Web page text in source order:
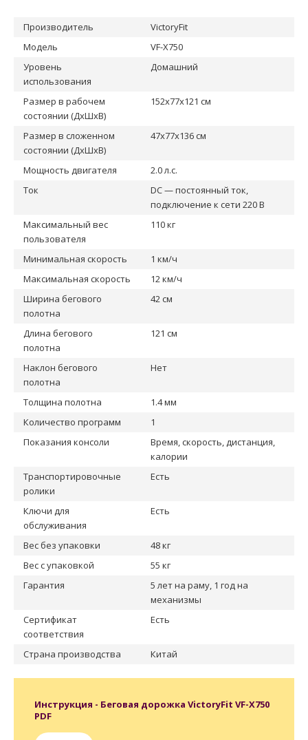
Производитель
VictoryFit
Модель
VF-X750
Уровень
использования
Домашний
Размер в рабочем
состоянии (ДxШxВ)
152x77x121 см
Размер в сложенном
состоянии (ДxШxВ)
47x77x136 см
Мощность двигателя
2.0 л.с.
Ток
DC — постоянный ток,
подключение к сети 220 В
Максимальный вес
пользователя
110 кг
Минимальная скорость
1 км/ч
Максимальная скорость
12 км/ч
Ширина бегового
полотна
42 см
Длина бегового
полотна
121 см
Наклон бегового
полотна
Нет
Толщина полотна
1.4 мм
Количество программ
1
Показания консоли
Время, скорость, дистанция,
калории
Транспортировочные
ролики
Есть
Ключи для
обслуживания
Есть
Вес без упаковки
48 кг
Вес с упаковкой
55 кг
Гарантия
5 лет на раму, 1 год на
механизмы
Сертификат
соответствия
Есть
Страна производства Китай
Инструкция - Беговая дорожка VictoryFit VF-X750
PDF